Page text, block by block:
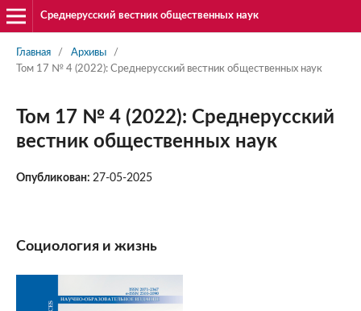
Среднерусский вестник общественных наук
Главная / Архивы
/
Том 17 № 4 (2022): Среднерусский вестник общественных наук
Том 17 № 4 (2022): Среднерусский
вестник общественных наук
Опубликован: 27-05-2025
Социология и жизнь